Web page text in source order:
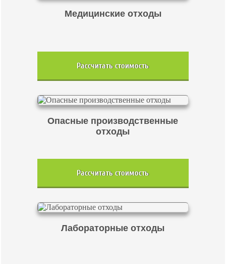
Медицинские отходы
Рассчитать стоимость
Опасные производственные
отходы
Рассчитать стоимость
Лабораторные отходы